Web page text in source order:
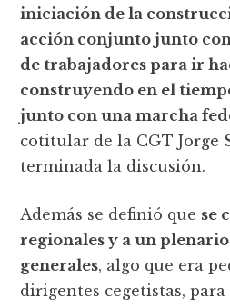
iniciación de la
acción conjunto junto
de trabajadores para ir
construyendo en el
junto con una marcha
cotitular de la CGT Jorge
terminada la discusión.
Además se definió que se
regionales y a un
generales, algo que era
dirigentes cegetistas,